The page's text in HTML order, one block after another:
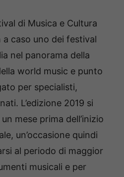
di Musica e Cultura
a caso uno dei festival
nel panorama della
world music e punto
per specialisti,
L’edizione 2019 si
mese prima dell’inizio
un’occasione quindi
al periodo di maggior
musicali e per